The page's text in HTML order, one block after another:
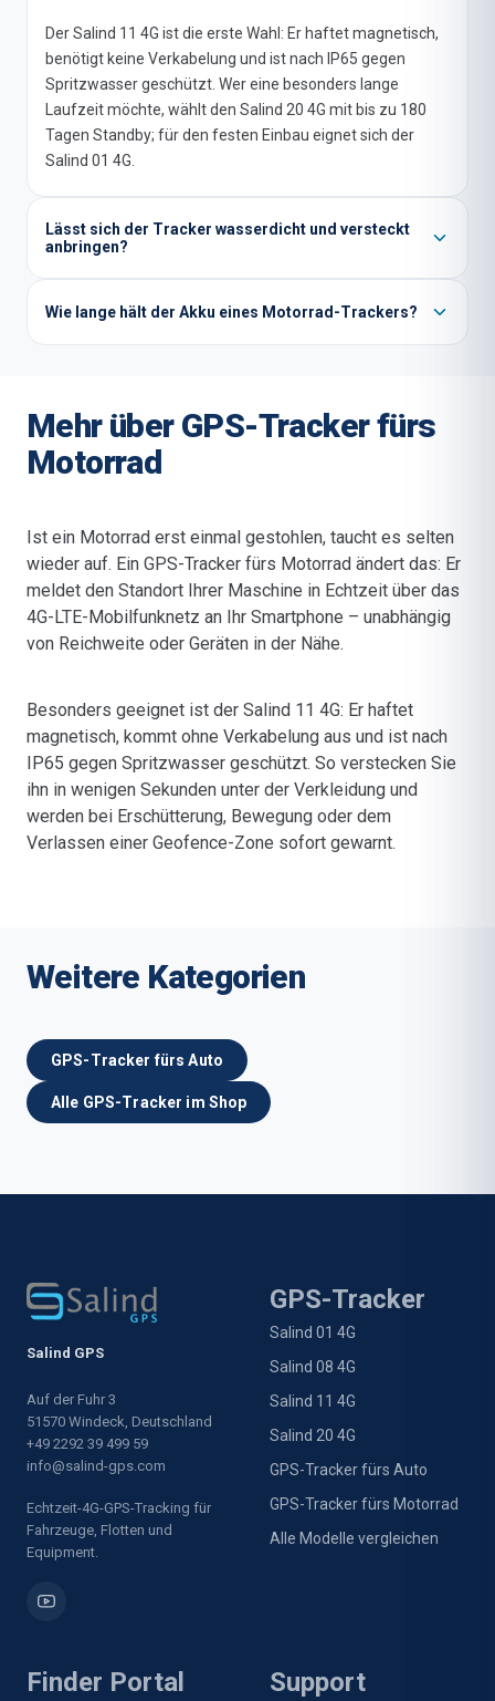
Der Salind 11 4G ist die erste Wahl: Er haftet magnetisch,
benötigt keine Verkabelung und ist nach IP65 gegen
Spritzwasser geschützt. Wer eine besonders lange
Laufzeit möchte, wählt den Salind 20 4G mit bis zu 180
Tagen Standby; für den festen Einbau eignet sich der
Salind 01 4G.
Lässt sich der Tracker wasserdicht und versteckt
anbringen?
Wie lange hält der Akku eines Motorrad-Trackers?
Mehr über GPS-Tracker fürs
Motorrad
Ist ein Motorrad erst einmal gestohlen, taucht es selten
wieder auf. Ein GPS-Tracker fürs Motorrad ändert das: Er
meldet den Standort Ihrer Maschine in Echtzeit über das
4G-LTE-Mobilfunknetz an Ihr Smartphone – unabhängig
von Reichweite oder Geräten in der Nähe.
Besonders geeignet ist der Salind 11 4G: Er haftet
magnetisch, kommt ohne Verkabelung aus und ist nach
IP65 gegen Spritzwasser geschützt. So verstecken Sie
ihn in wenigen Sekunden unter der Verkleidung und
werden bei Erschütterung, Bewegung oder dem
Verlassen einer Geofence-Zone sofort gewarnt.
Weitere Kategorien
GPS-Tracker fürs Auto
Alle GPS-Tracker im Shop
Salind GPS
Auf der Fuhr 3
51570 Windeck, Deutschland
+49 2292 39 499 59
info@salind-gps.com
Echtzeit-4G-GPS-Tracking für
Fahrzeuge, Flotten und
Equipment.
GPS-Tracker
Salind 01 4G
Salind 08 4G
Salind 11 4G
Salind 20 4G
GPS-Tracker fürs Auto
GPS-Tracker fürs Motorrad
Alle Modelle vergleichen
Finder Portal Support